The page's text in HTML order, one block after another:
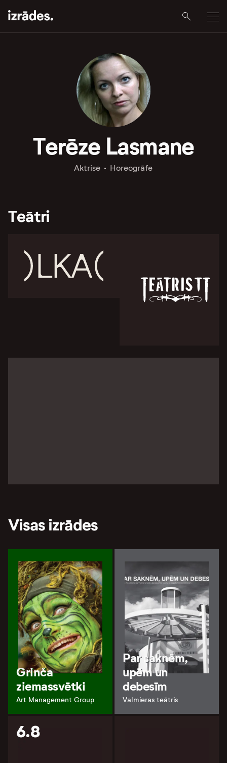
Terēze Lasmane
Aktrise Horeogrāfe
Teātri
Visas izrādes
Grinča
ziemassvētki
Art Management Group
Par saknēm,
upēm un
debesīm
Valmieras teātris
6.8